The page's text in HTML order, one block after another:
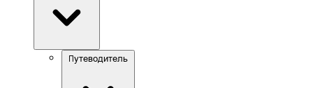
Путеводитель